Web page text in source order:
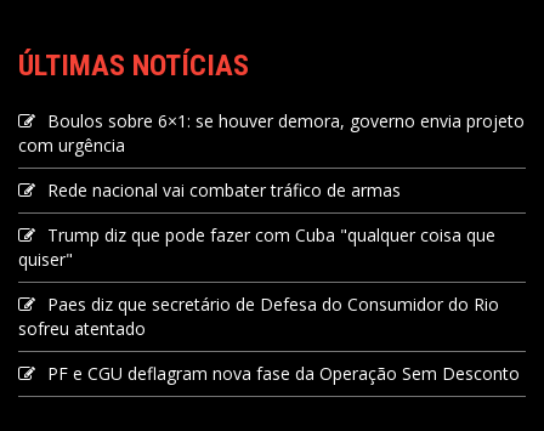
ÚLTIMAS NOTÍCIAS
Boulos sobre 6×1: se houver demora, governo envia projeto
com urgência
Rede nacional vai combater tráfico de armas
Trump diz que pode fazer com Cuba "qualquer coisa que
quiser"
Paes diz que secretário de Defesa do Consumidor do Rio
sofreu atentado
PF e CGU deflagram nova fase da Operação Sem Desconto